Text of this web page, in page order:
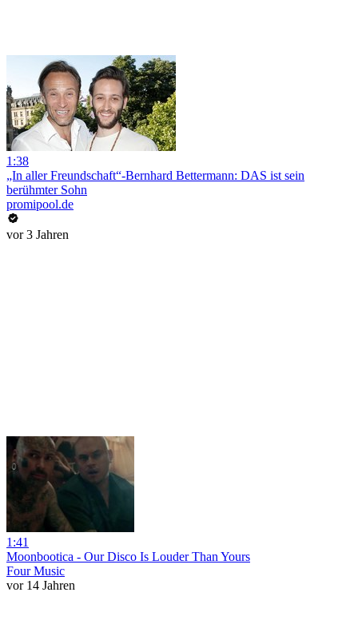
1:38
„In aller Freundschaft“-Bernhard Bettermann: DAS ist sein
berühmter Sohn
promipool.de
vor 3 Jahren
1:41
Moonbootica - Our Disco Is Louder Than Yours
Four Music
vor 14 Jahren